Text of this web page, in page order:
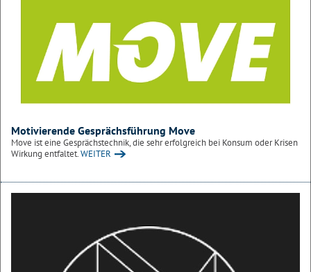
Motivierende Gesprächsführung Move
Move ist eine Gesprächstechnik, die sehr erfolgreich bei Konsum oder Krisen
Wirkung entfaltet.WEITER